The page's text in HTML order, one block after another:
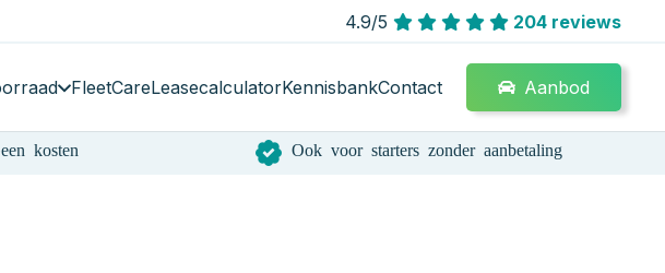
4.9/5 204 reviews
FleetCareLeasecalculatorKennisbankContact Aanbod
kosten Ook voor starters zonder aanbetaling